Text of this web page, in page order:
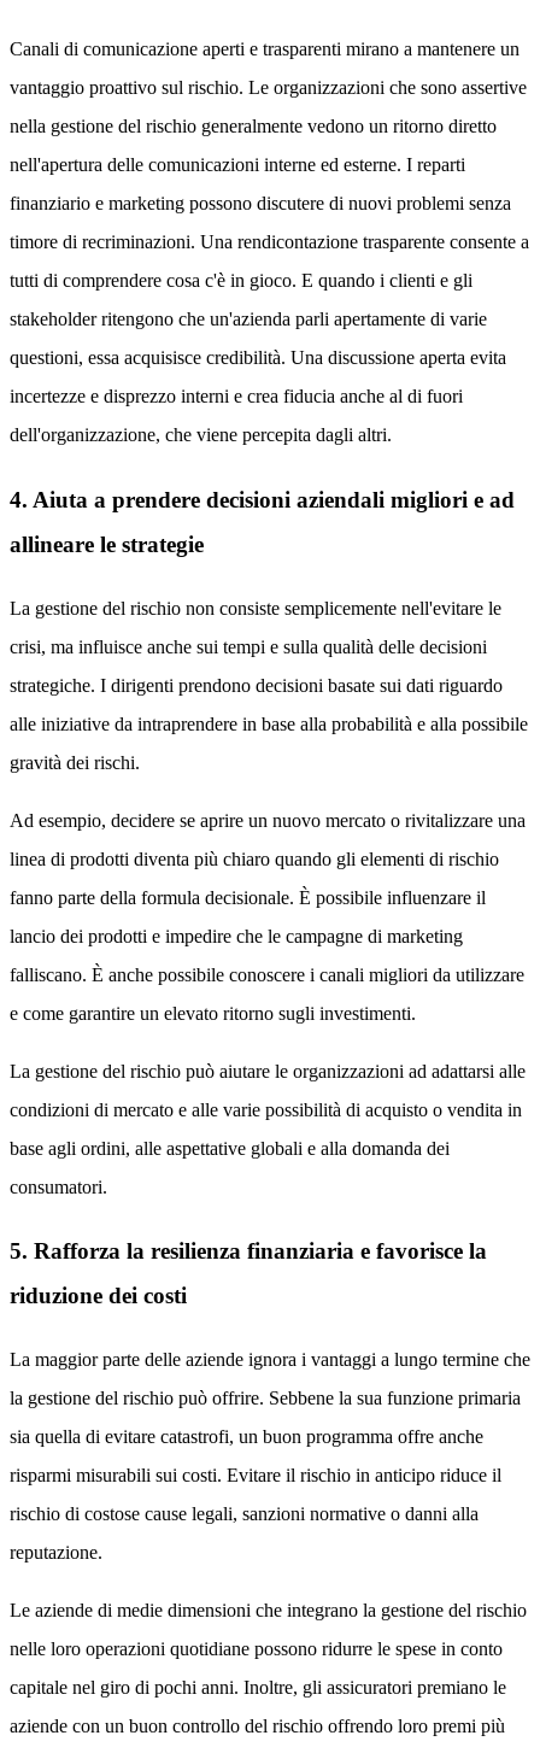
Canali di comunicazione aperti e trasparenti mirano a mantenere un
vantaggio proattivo sul rischio. Le organizzazioni che sono assertive
nella gestione del rischio generalmente vedono un ritorno diretto
nell'apertura delle comunicazioni interne ed esterne. I reparti
finanziario e marketing possono discutere di nuovi problemi senza
timore di recriminazioni. Una rendicontazione trasparente consente a
tutti di comprendere cosa c'è in gioco. E quando i clienti e gli
stakeholder ritengono che un'azienda parli apertamente di varie
questioni, essa acquisisce credibilità. Una discussione aperta evita
incertezze e disprezzo interni e crea fiducia anche al di fuori
dell'organizzazione, che viene percepita dagli altri.
4. Aiuta a prendere decisioni aziendali migliori e ad
allineare le strategie
La gestione del rischio non consiste semplicemente nell'evitare le
crisi, ma influisce anche sui tempi e sulla qualità delle decisioni
strategiche. I dirigenti prendono decisioni basate sui dati riguardo
alle iniziative da intraprendere in base alla probabilità e alla possibile
gravità dei rischi.
Ad esempio, decidere se aprire un nuovo mercato o rivitalizzare una
linea di prodotti diventa più chiaro quando gli elementi di rischio
fanno parte della formula decisionale. È possibile influenzare il
lancio dei prodotti e impedire che le campagne di marketing
falliscano. È anche possibile conoscere i canali migliori da utilizzare
e come garantire un elevato ritorno sugli investimenti.
La gestione del rischio può aiutare le organizzazioni ad adattarsi alle
condizioni di mercato e alle varie possibilità di acquisto o vendita in
base agli ordini, alle aspettative globali e alla domanda dei
consumatori.
5. Rafforza la resilienza finanziaria e favorisce la
riduzione dei costi
La maggior parte delle aziende ignora i vantaggi a lungo termine che
la gestione del rischio può offrire. Sebbene la sua funzione primaria
sia quella di evitare catastrofi, un buon programma offre anche
risparmi misurabili sui costi. Evitare il rischio in anticipo riduce il
rischio di costose cause legali, sanzioni normative o danni alla
reputazione.
Le aziende di medie dimensioni che integrano la gestione del rischio
nelle loro operazioni quotidiane possono ridurre le spese in conto
capitale nel giro di pochi anni. Inoltre, gli assicuratori premiano le
aziende con un buon controllo del rischio offrendo loro premi più